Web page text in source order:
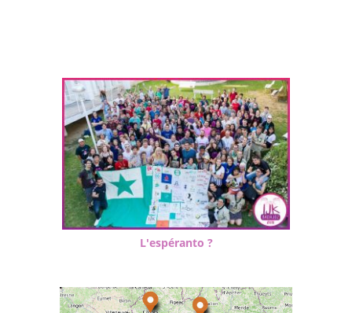
L'espéranto ?